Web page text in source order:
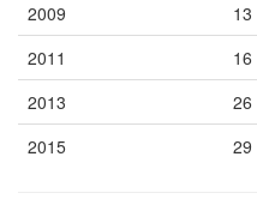
2009
13
2011
16
2013
26
2015
29